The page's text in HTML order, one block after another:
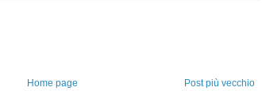
Post più vecchio
Home page